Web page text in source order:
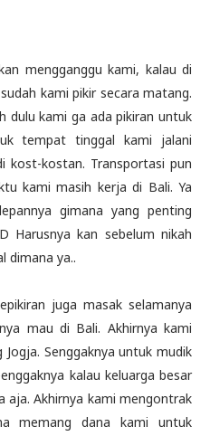
mengganggu kami, kalau di
kami pikir secara matang.
dulu kami ga ada pikiran untuk
tempat tinggal kami jalani
kost-kostan. Transportasi pun
kami masih kerja di Bali. Ya
gimana yang penting
Harusnya kan sebelum nikah
dimana ya..
juga masak selamanya
mau di Bali. Akhirnya kami
Senggaknya untuk mudik
kalau keluarga besar
aja. Akhirnya kami mengontrak
memang dana kami untuk